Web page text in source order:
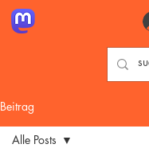
Beitrag
Alle Posts